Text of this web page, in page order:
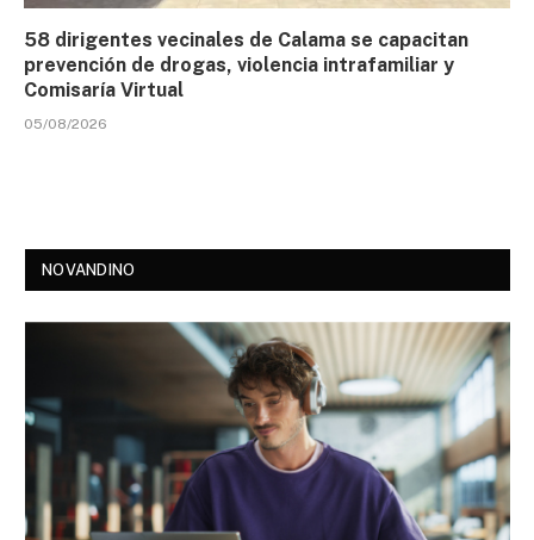
58 dirigentes vecinales de Calama se capacitan
prevención de drogas, violencia intrafamiliar y
Comisaría Virtual
05/08/2026
NOVANDINO